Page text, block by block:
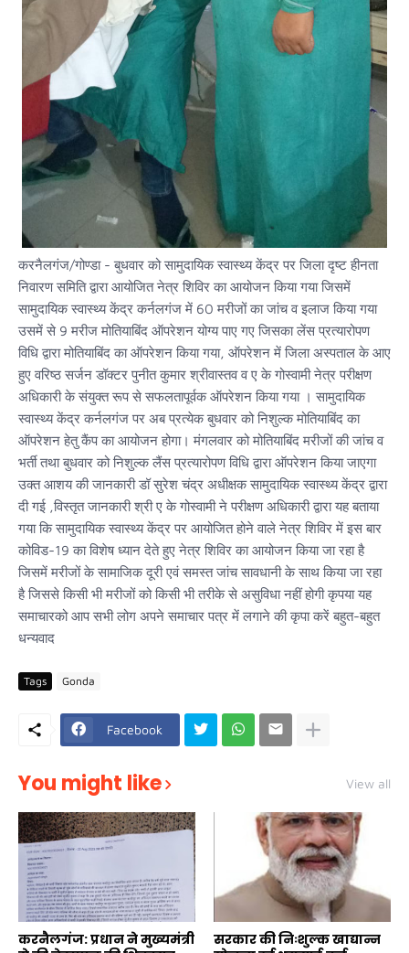
करनैलगंज/गोण्डा - बुधवार को सामुदायिक स्वास्थ्य केंद्र पर जिला दृष्ट हीनता
निवारण समिति द्वारा आयोजित नेत्र शिविर का आयोजन किया गया जिसमें
सामुदायिक स्वास्थ्य केंद्र कर्नलगंज में 60 मरीजों का जांच व इलाज किया गया
उसमें से 9 मरीज मोतियाबिंद ऑपरेशन योग्य पाए गए जिसका लेंस प्रत्यारोपण
विधि द्वारा मोतियाबिंद का ऑपरेशन किया गया, ऑपरेशन में जिला अस्पताल के आए
हुए वरिष्ठ सर्जन डॉक्टर पुनीत कुमार श्रीवास्तव व ए के गोस्वामी नेत्र परीक्षण
अधिकारी के संयुक्त रूप से सफलतापूर्वक ऑपरेशन किया गया । सामुदायिक
स्वास्थ्य केंद्र कर्नलगंज पर अब प्रत्येक बुधवार को निशुल्क मोतियाबिंद का
ऑपरेशन हेतु कैंप का आयोजन होगा। मंगलवार को मोतियाबिंद मरीजों की जांच व
भर्ती तथा बुधवार को निशुल्क लैंस प्रत्यारोपण विधि द्वारा ऑपरेशन किया जाएगा
उक्त आशय की जानकारी डॉ सुरेश चंद्र अधीक्षक सामुदायिक स्वास्थ्य केंद्र द्वारा
दी गई ,विस्तृत जानकारी श्री ए के गोस्वामी ने परीक्षण अधिकारी द्वारा यह बताया
गया कि सामुदायिक स्वास्थ्य केंद्र पर आयोजित होने वाले नेत्र शिविर में इस बार
कोविड-19 का विशेष ध्यान देते हुए नेत्र शिविर का आयोजन किया जा रहा है
जिसमें मरीजों के सामाजिक दूरी एवं समस्त जांच सावधानी के साथ किया जा रहा
है जिससे किसी भी मरीजों को किसी भी तरीके से असुविधा नहीं होगी कृपया यह
समाचारको आप सभी लोग अपने समाचार पत्र में लगाने की कृपा करें बहुत-बहुत
धन्यवाद
Tags Gonda
Facebook
You might like View all
करनैलगंज: प्रधान ने मुख्यमंत्री
सरकार की निःशुल्क खाद्यान्न